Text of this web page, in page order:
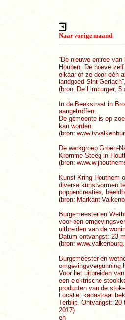
Naar vorige maand
“De nieuwe entree
Houben. De hoeve
elkaar of ze door één
landgoed Sint-
(bron: De Limburger, 5
In de Beekstraat in
aangetroffen.
De gemeente is op
kan worden.
(bron:
De werkgroep Groen-
Kromme Steeg in
(bron:
Kunst Kring Houthem
diverse kunstvormen
poppencreaties,
(bron: Markant
Burgemeester en
voor een
uitbreiden van de
Datum ontvangst: 23
(bron:
Burgemeester en
omgevingsvergunning
Voor het uitbreiden
een elektrische
producten van de
Locatie: kadastraal
Terblijt. Ontvangst: 20
2017)
en